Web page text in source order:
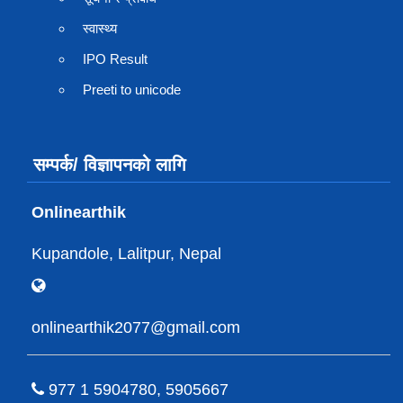
स्वास्थ्य
IPO Result
Preeti to unicode
सम्पर्क/ विज्ञापनको लागि
Onlinearthik
Kupandole, Lalitpur, Nepal
onlinearthik2077@gmail.com
977 1 5904780, 5905667